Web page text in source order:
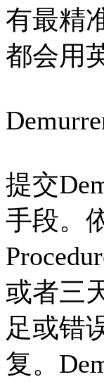
有最精
都会用
提交
手段。
或者三
足或错
复。